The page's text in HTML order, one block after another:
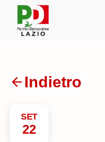
Indietro
SET
22